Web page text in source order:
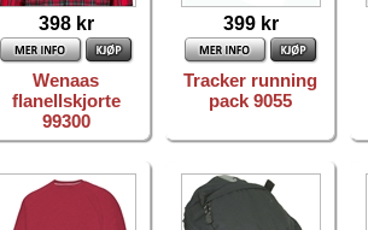
398 kr
Wenaas
flanellskjorte
99300
399 kr
Tracker running
pack 9055